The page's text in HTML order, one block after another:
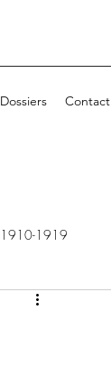
Dossiers Contact
1910-1919